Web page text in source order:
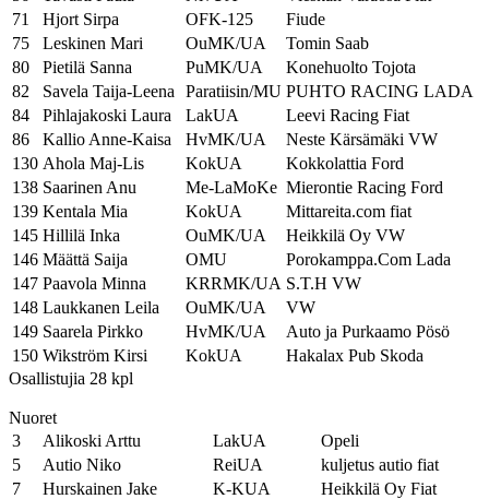
71
Hjort Sirpa OFK-125
Fiude
75
Leskinen Mari OuMK/UA
Tomin Saab
80
Pietilä Sanna PuMK/UA
Konehuolto Tojota
82
Savela Taija-Leena Paratiisin/MU PUHTO RACING LADA
84
Pihlajakoski Laura LakUA
Leevi Racing Fiat
86
Kallio Anne-Kaisa HvMK/UA
Neste Kärsämäki VW
130 Ahola Maj-Lis KokUA
Kokkolattia Ford
138 Saarinen Anu Me-LaMoKe Mierontie Racing Ford
139 Kentala Mia KokUA
Mittareita.com fiat
145 Hillilä Inka OuMK/UA
Heikkilä Oy VW
146 Määttä Saija OMU
Porokamppa.Com Lada
147 Paavola Minna KRRMK/UA S.T.H VW
148 Laukkanen Leila OuMK/UA
VW
149 Saarela Pirkko HvMK/UA
Auto ja Purkaamo Pösö
150 Wikström Kirsi KokUA
Hakalax Pub Skoda
Osallistujia 28 kpl
Nuoret
3
Alikoski Arttu LakUA
Opeli
5
Autio Niko ReiUA
kuljetus autio fiat
7
Hurskainen Jake K-KUA
Heikkilä Oy Fiat